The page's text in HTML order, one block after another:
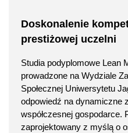
Doskonalenie
prestiżowej uczelni
Studia podyplomowe Lean
prowadzone na Wydziale
Społecznej Uniwersytetu
odpowiedź na dynamiczne
współczesnej gospodarce.
zaprojektowany z myślą o